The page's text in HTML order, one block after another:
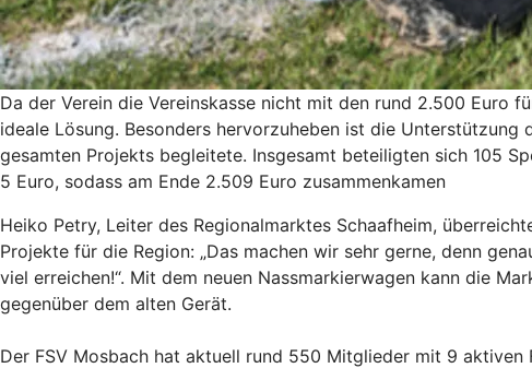
Da der Verein die Vereinskasse nicht mit den rund 2.500
ideale Lösung. Besonders hervorzuheben ist die
gesamten Projekts begleitete. Insgesamt beteiligten sich 105
5 Euro, sodass am Ende 2.509 Euro zusammenkamen
Heiko Petry, Leiter des Regionalmarktes Schaafheim,
Projekte für die Region: „Das machen wir sehr gerne, denn
viel erreichen!“. Mit dem neuen Nassmarkierwagen kann die
gegenüber dem alten Gerät.
Der FSV Mosbach hat aktuell rund 550 Mitglieder mit 9